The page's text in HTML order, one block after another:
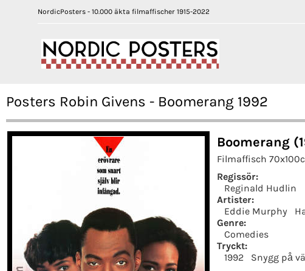
NordicPosters - 10.000 äkta filmaffischer 1915-2022
Posters Robin Givens - Boomerang 1992
Boomerang
Filmaffisch
Regissör:
Reginald Hudlin
Artister:
Eddie Murphy
Genre:
Comedies
Tryckt:
1992
Snygg på